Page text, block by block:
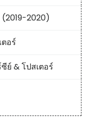
2020)
อร์
ซีย์ &โปสเตอร์